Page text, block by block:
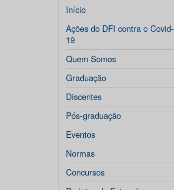
Início
Ações do DFI contra o Covid-
19
Quem Somos
Graduação
Discentes
Pós-graduação
Eventos
Normas
Concursos